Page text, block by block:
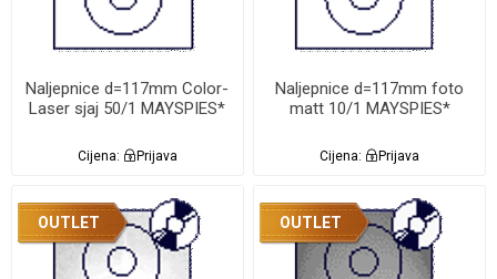
Naljepnice d=117mm Color-
Laser sjaj 50/1 MAYSPIES*
Cijena: Prijava
Naljepnice d=117mm foto
matt 10/1 MAYSPIES*
Cijena: Prijava
OUTLET OUTLET